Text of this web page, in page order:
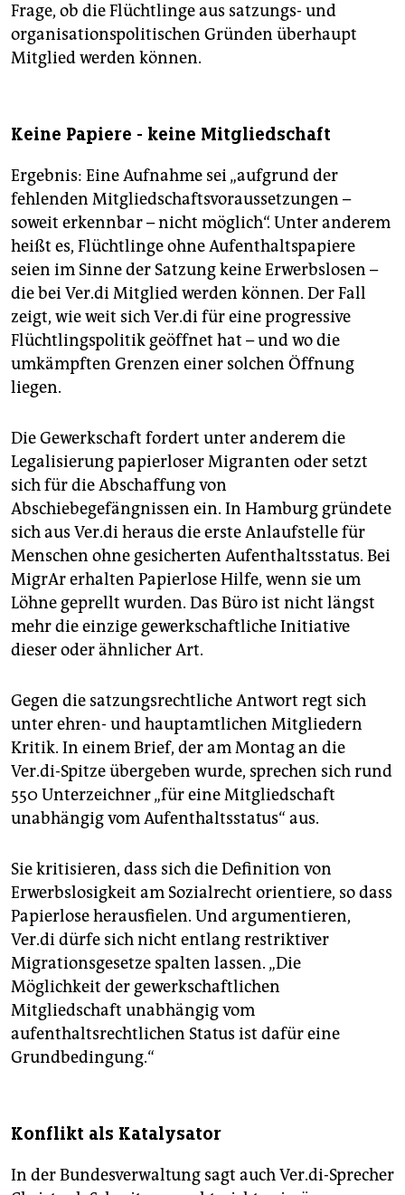
Frage, ob die Flüchtlinge aus satzungs- und
organisationspolitischen Gründen überhaupt
Mitglied werden können.
Keine Papiere - keine Mitgliedschaft
Ergebnis: Eine Aufnahme sei „aufgrund der
fehlenden Mitgliedschaftsvoraussetzungen –
soweit erkennbar – nicht möglich“. Unter anderem
heißt es, Flüchtlinge ohne Aufenthaltspapiere
seien im Sinne der Satzung keine Erwerbslosen –
die bei Ver.di Mitglied werden können. Der Fall
zeigt, wie weit sich Ver.di für eine progressive
Flüchtlingspolitik geöffnet hat – und wo die
umkämpften Grenzen einer solchen Öffnung
liegen.
Die Gewerkschaft fordert unter anderem die
Legalisierung papierloser Migranten oder setzt
sich für die Abschaffung von
Abschiebegefängnissen ein. In Hamburg gründete
sich aus Ver.di heraus die erste Anlaufstelle für
Menschen ohne gesicherten Aufenthaltsstatus. Bei
MigrAr erhalten Papierlose Hilfe, wenn sie um
Löhne geprellt wurden. Das Büro ist nicht längst
mehr die einzige gewerkschaftliche Initiative
dieser oder ähnlicher Art.
Gegen die satzungsrechtliche Antwort regt sich
unter ehren- und hauptamtlichen Mitgliedern
Kritik. In einem Brief, der am Montag an die
Ver.di-Spitze übergeben wurde, sprechen sich rund
550 Unterzeichner „für eine Mitgliedschaft
unabhängig vom Aufenthaltsstatus“ aus.
Sie kritisieren, dass sich die Definition von
Erwerbslosigkeit am Sozialrecht orientiere, so dass
Papierlose herausfielen. Und argumentieren,
Ver.di dürfe sich nicht entlang restriktiver
Migrationsgesetze spalten lassen. „Die
Möglichkeit der gewerkschaftlichen
Mitgliedschaft unabhängig vom
aufenthaltsrechtlichen Status ist dafür eine
Grundbedingung.“
Konflikt als Katalysator
In der Bundesverwaltung sagt auch Ver.di-Sprecher